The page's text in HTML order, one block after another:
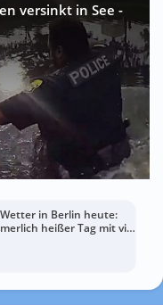
versinkt in See -
in Berlin heute:
heißer Tag mit viel